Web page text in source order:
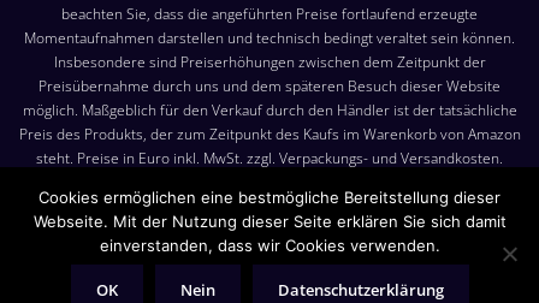
beachten Sie, dass die angeführten Preise fortlaufend erzeugte
Momentaufnahmen darstellen und technisch bedingt veraltet sein können.
Insbesondere sind Preiserhöhungen zwischen dem Zeitpunkt der
Preisübernahme durch uns und dem späteren Besuch dieser Website
möglich. Maßgeblich für den Verkauf durch den Händler ist der tatsächliche
Preis des Produkts, der zum Zeitpunkt des Kaufs im Warenkorb von Amazon
steht. Preise in Euro inkl. MwSt. zzgl. Verpackungs- und Versandkosten.
angegeben, die Kosten für den Versand nach Deutschland. Es gelten jedoch
die im Warenkorb von Amazon angezeigten Liefer- und Versandkosten.
Produktbilder: Die angezeigten Bilder werden von den jeweiligen Händler
Cookies ermöglichen eine bestmögliche Bereitstellung dieser
Webseite. Mit der Nutzung dieser Seite erklären Sie sich damit
einverstanden, dass wir Cookies verwenden.
OK Nein Datenschutzerklärung